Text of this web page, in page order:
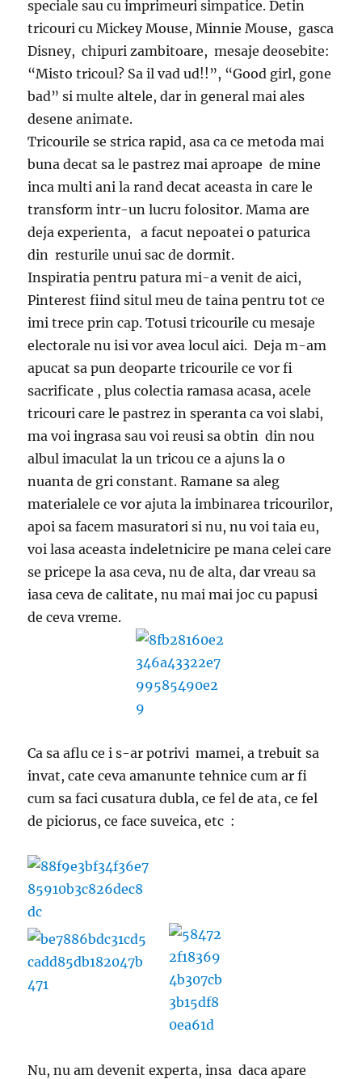
speciale sau cu imprimeuri simpatice. Detin
tricouri cu Mickey Mouse, Minnie Mouse, gasca
Disney, chipuri zambitoare, mesaje deosebite:
“Misto tricoul? Sa il vad ud!!”, “Good girl, gone
bad” si multe altele, dar in general mai ales
desene animate.
Tricourile se strica rapid, asa ca ce metoda mai
buna decat sa le pastrez mai aproape de mine
inca multi ani la rand decat aceasta in care le
transform intr-un lucru folositor. Mama are
deja experienta, a facut nepoatei o paturica
din resturile unui sac de dormit.
Inspiratia pentru patura mi-a venit de aici,
Pinterest fiind situl meu de taina pentru tot ce
imi trece prin cap. Totusi tricourile cu mesaje
electorale nu isi vor avea locul aici. Deja m-am
apucat sa pun deoparte tricourile ce vor fi
sacrificate , plus colectia ramasa acasa, acele
tricouri care le pastrez in speranta ca voi slabi,
ma voi ingrasa sau voi reusi sa obtin din nou
albul imaculat la un tricou ce a ajuns la o
nuanta de gri constant. Ramane sa aleg
materialele ce vor ajuta la imbinarea tricourilor,
apoi sa facem masuratori si nu, nu voi taia eu,
voi lasa aceasta indeletnicire pe mana celei care
se pricepe la asa ceva, nu de alta, dar vreau sa
iasa ceva de calitate, nu mai mai joc cu papusi
de ceva vreme.
Ca sa aflu ce i s-ar potrivi mamei, a trebuit sa
invat, cate ceva amanunte tehnice cum ar fi
cum sa faci cusatura dubla, ce fel de ata, ce fel
de piciorus, ce face suveica, etc :
Nu, nu am devenit experta, insa daca apare